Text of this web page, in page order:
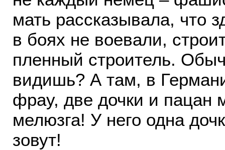
мать рассказывала, что
в боях не воевали,
пленный строитель.
видишь? А там, в
фрау, две дочки и пацан
мелюзга! У него одна
зовут!